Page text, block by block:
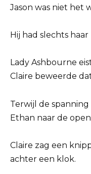
Jason was niet het
Hij had slechts
Lady Ashbourne
Claire beweerde
Terwijl de
Ethan naar de
Claire zag een
achter een klok.